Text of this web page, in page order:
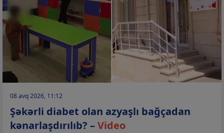
08 avq 2026, 11:12
Şəkərli diabet olan azyaşlı bağçadan
kənarlaşdırılıb? –Video